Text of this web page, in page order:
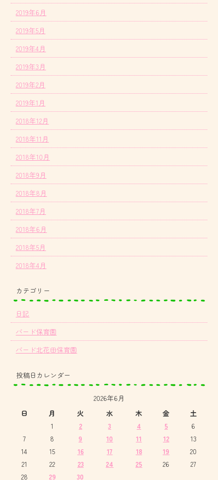
2019年6月
2019年5月
2019年4月
2019年3月
2019年2月
2019年1月
2018年12月
2018年11月
2018年10月
2018年9月
2018年8月
2018年7月
2018年6月
2018年5月
2018年4月
カテゴリー
日記
バード保育園
バード北花田保育園
投稿日カレンダー
2026年6月
日
月 火 水 木 金
土
1
2 3 4 5
6
7
8 9 10 11 12
13
14
15 16 17 18 19
20
21
22 23 24 25 26
27
28
29 30